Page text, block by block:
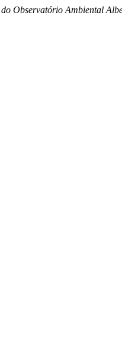
Observatório Ambiental